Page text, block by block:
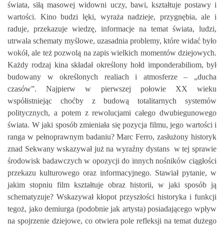
świata, siłą masowej widowni uczy, bawi, kształtuje postawy i
wartości. Kino budzi lęki, wyraża nadzieje, przygnębia, ale i
raduje, przekazuje wiedzę, informacje na temat świata, ludzi,
utrwala schematy myślowe, uzasadnia problemy, które widać było
wokół, ale też pozwolą na zapis wielkich momentów dziejowych.
Każdy rodzaj kina składał określony hołd imponderabiliom, był
budowany w określonych realiach i atmosferze – „ducha
czasów”. Najpierw w pierwszej połowie XX wieku
współistniejąc choćby z budową totalitarnych systemów
politycznych, a potem z rewolucjami całego dwubiegunowego
świata. W jaki sposób zmieniała się pozycja filmu, jego wartości i
ranga w pełnoprawnym badaniu? Marc Ferro, zasłużony historyk
znad Sekwany wskazywał już na wyraźny dystans w tej sprawie
środowisk badawczych w opozycji do innych nośników ciągłości
przekazu kulturowego oraz informacyjnego. Stawiał pytanie, w
jakim stopniu film kształtuje obraz historii, w jaki sposób ją
schematyzuje? Wskazywał kłopot przyszłości historyka i funkcji
tegoż, jako demiurga (podobnie jak artysta) posiadającego wpływ
na spojrzenie dziejowe, co otwiera pole refleksji na temat dużego